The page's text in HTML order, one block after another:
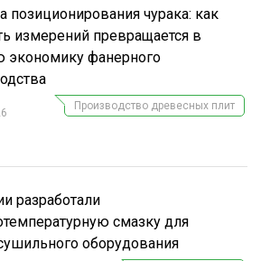
позиционирования чурака: как
измерений превращается в
экономику фанерного
Производство древесных плит
разработали
смазку для
оборудования